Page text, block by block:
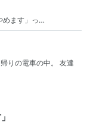
めます」っ…
りの電車の中。 友達